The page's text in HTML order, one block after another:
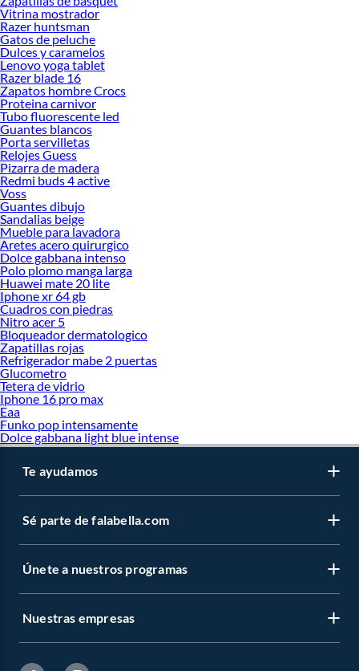
Vitrina mostrador
Razer huntsman
Gatos de peluche
Dulces y caramelos
Lenovo yoga tablet
Razer blade 16
Zapatos hombre Crocs
Proteina carnivor
Tubo fluorescente led
Guantes blancos
Porta servilletas
Relojes Guess
Pizarra de madera
Redmi buds 4 active
Voss
Guantes dibujo
Sandalias beige
Mueble para lavadora
Aretes acero quirurgico
Dolce gabbana intenso
Polo plomo manga larga
Huawei mate 20 lite
Iphone xr 64 gb
Cuadros con piedras
Nitro acer 5
Bloqueador dermatologico
Zapatillas rojas
Refrigerador mabe 2 puertas
Glucometro
Tetera de vidrio
Iphone 16 pro max
Eaa
Funko pop intensamente
Dolce gabbana light blue intense
Te ayudamos
Sé parte de falabella.com
Únete a nuestros programas
Nuestras empresas